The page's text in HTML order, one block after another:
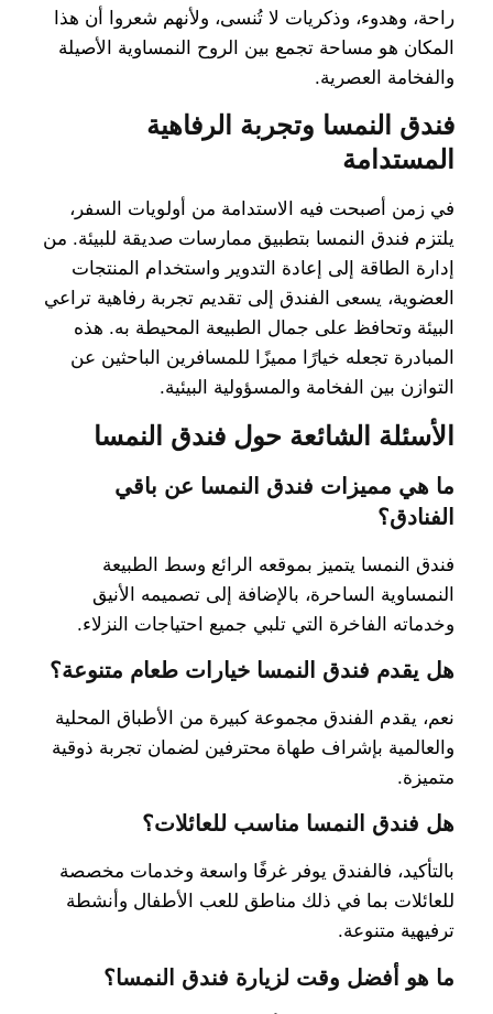
راحة، وهدوء، وذكريات لا تُنسى، ولأنهم شعروا أن هذا
المكان هو مساحة تجمع بين الروح النمساوية الأصيلة
والفخامة العصرية.
فندق النمسا وتجربة الرفاهية
المستدامة
في زمن أصبحت فيه الاستدامة من أولويات السفر،
يلتزم فندق النمسا بتطبيق ممارسات صديقة للبيئة. من
إدارة الطاقة إلى إعادة التدوير واستخدام المنتجات
العضوية، يسعى الفندق إلى تقديم تجربة رفاهية تراعي
البيئة وتحافظ على جمال الطبيعة المحيطة به. هذه
المبادرة تجعله خيارًا مميزًا للمسافرين الباحثين عن
التوازن بين الفخامة والمسؤولية البيئية.
الأسئلة الشائعة حول فندق النمسا
ما هي مميزات فندق النمسا عن باقي
الفنادق؟
فندق النمسا يتميز بموقعه الرائع وسط الطبيعة
النمساوية الساحرة، بالإضافة إلى تصميمه الأنيق
وخدماته الفاخرة التي تلبي جميع احتياجات النزلاء.
هل يقدم فندق النمسا خيارات طعام متنوعة؟
نعم، يقدم الفندق مجموعة كبيرة من الأطباق المحلية
والعالمية بإشراف طهاة محترفين لضمان تجربة ذوقية
متميزة.
هل فندق النمسا مناسب للعائلات؟
بالتأكيد، فالفندق يوفر غرفًا واسعة وخدمات مخصصة
للعائلات بما في ذلك مناطق للعب الأطفال وأنشطة
ترفيهية متنوعة.
ما هو أفضل وقت لزيارة فندق النمسا؟